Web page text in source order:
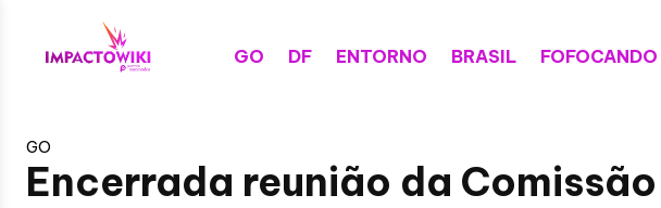
GO DF ENTORNO BRASIL FOFOCANDO
GO
Encerrada reunião da